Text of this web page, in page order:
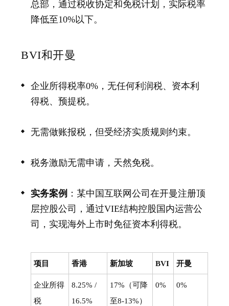
总部，通过税收协定和免税计划，实际税率
降低至10%以下。
BVI和开曼
企业所得税率0%，无任何利润税、资本利
得税、预提税。
无需做账报税，但受经济实质规则约束。
税务激励无需申请，天然免税。
实务案例 ：某中国互联网公司在开曼注册顶
层控股公司，通过VIE结构控股国内运营公
司，实现海外上市时免征资本利得税。
项目 香港 新加坡 BVI 开曼
企业所得
税
8.25% /
16.5%
17%（可降
至8-13%）
0% 0%